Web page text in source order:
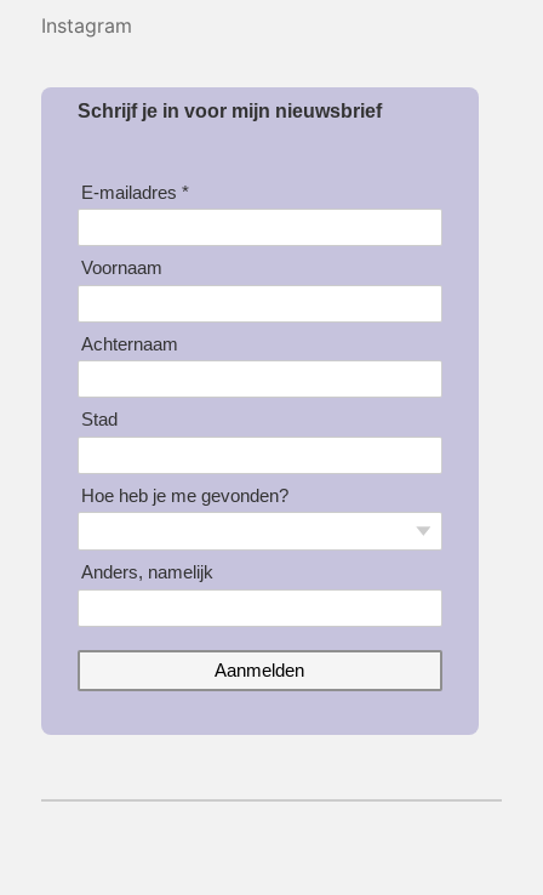
Instagram
Schrijf je in voor mijn nieuwsbrief
E-mailadres *
Voornaam
Achternaam
Stad
Hoe heb je me gevonden?
Anders, namelijk
Aanmelden